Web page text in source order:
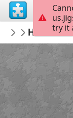
OKULtry it